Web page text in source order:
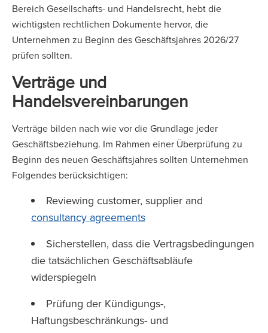
Bereich Gesellschafts- und Handelsrecht, hebt die
wichtigsten rechtlichen Dokumente hervor, die
Unternehmen zu Beginn des Geschäftsjahres 2026/27
prüfen sollten.
Verträge und
Handelsvereinbarungen
Verträge bilden nach wie vor die Grundlage jeder
Geschäftsbeziehung. Im Rahmen einer Überprüfung zu
Beginn des neuen Geschäftsjahres sollten Unternehmen
Folgendes berücksichtigen:
Reviewing customer, supplier and
consultancy agreements
Sicherstellen, dass die Vertragsbedingungen
die tatsächlichen Geschäftsabläufe
widerspiegeln
Prüfung der Kündigungs-,
Haftungsbeschränkungs- und